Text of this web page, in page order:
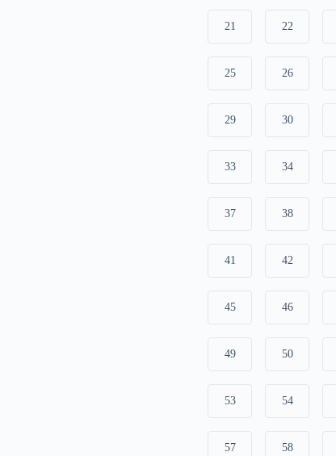
21 22
25 26
29 30
33 34
37 38
41 42
45 46
49 50
53 54
57 58